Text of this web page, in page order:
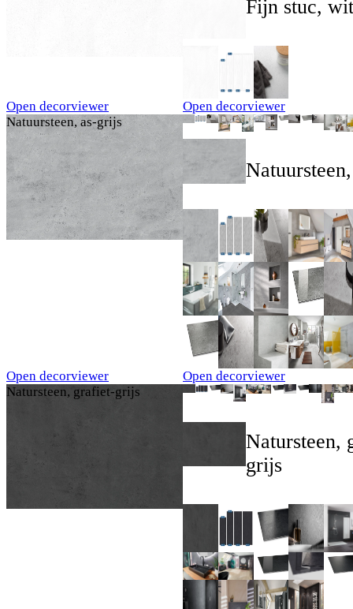
Open decorviewer
Fijn stuc, wit
Open decorviewer
Natuursteen, as-grijs
Open decorviewer
Open decorviewer
Natursteen, grafiet-grijs
Natursteen,
grijs